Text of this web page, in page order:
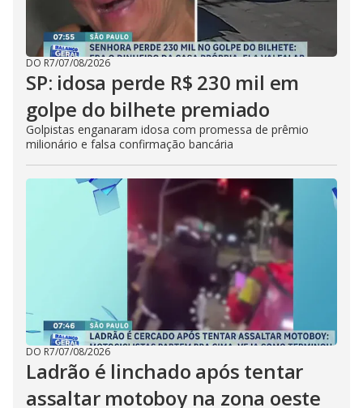
DO R7/07/08/2026
SP: idosa perde R$ 230 mil em
golpe do bilhete premiado
Golpistas enganaram idosa com promessa de prêmio
milionário e falsa confirmação bancária
DO R7/07/08/2026
Ladrão é linchado após tentar
assaltar motoboy na zona oeste